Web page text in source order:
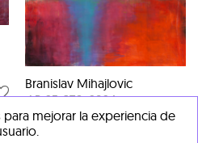
Branislav Mihajlovic
AP-25-679, 2024
óleo sobre tela
70 x 100 cm
mejorar la experiencia de